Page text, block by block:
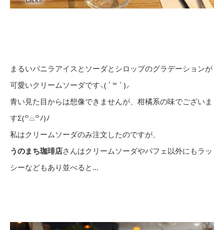
まるいバニラアイスとソーダとシロップのグラデーションが
可愛いクリームソーダです⸜( ´ ꒳ ` )⸝
青い見た目からは想像できませんが、柑橘系の味でございま
すΣ(꒪⌓꒪ﾉ)ﾉ
私はクリームソーダのみ注文したのですが、
うのまち珈琲店さんはクリームソーダやパフェ以外にもラッ
シーなどもあり並べると…